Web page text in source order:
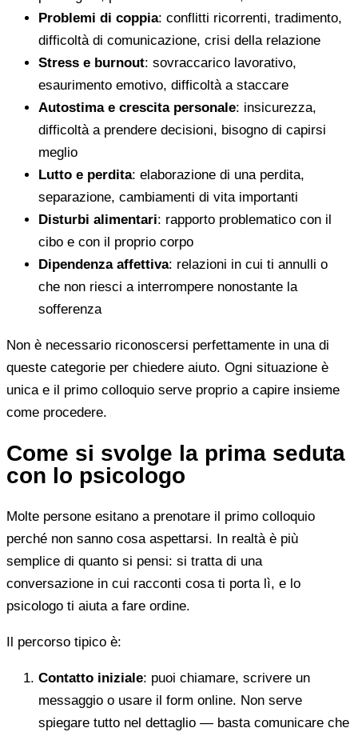
Problemi di coppia: conflitti ricorrenti, tradimento,
difficoltà di comunicazione, crisi della relazione
Stress e burnout: sovraccarico lavorativo,
esaurimento emotivo, difficoltà a staccare
Autostima e crescita personale: insicurezza,
difficoltà a prendere decisioni, bisogno di capirsi
meglio
Lutto e perdita: elaborazione di una perdita,
separazione, cambiamenti di vita importanti
Disturbi alimentari: rapporto problematico con il
cibo e con il proprio corpo
Dipendenza affettiva: relazioni in cui ti annulli o
che non riesci a interrompere nonostante la
sofferenza
Non è necessario riconoscersi perfettamente in una di
queste categorie per chiedere aiuto. Ogni situazione è
unica e il primo colloquio serve proprio a capire insieme
come procedere.
Come si svolge la prima seduta
con lo psicologo
Molte persone esitano a prenotare il primo colloquio
perché non sanno cosa aspettarsi. In realtà è più
semplice di quanto si pensi: si tratta di una
conversazione in cui racconti cosa ti porta lì, e lo
psicologo ti aiuta a fare ordine.
Il percorso tipico è:
Contatto iniziale: puoi chiamare, scrivere un
messaggio o usare il form online. Non serve
spiegare tutto nel dettaglio — basta comunicare che